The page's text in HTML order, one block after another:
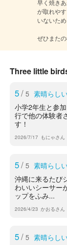
早く焼き
が取れや
いないた
ぜひまた
Three little
5/ 5 素晴らし
小学2年生と参
行で他の体験者
す！
2026/7/17 もにゃさん
5/ 5 素晴らし
沖縄に来るたび
わいいシーサー
ップをふみ...
2026/4/23 かおるさん
5/ 5 素晴らし